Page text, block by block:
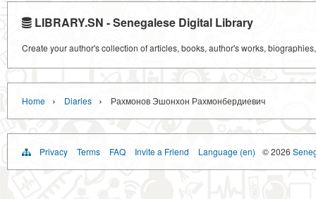
LIBRARY.SN - Senegalese Digital Library
Create your author's collection of articles, books, author's works,
Home › Diaries › Рахмонов Эшонхон Рахмонбердиевич
Privacy Terms FAQ Invite a Friend Language (en) © 2026